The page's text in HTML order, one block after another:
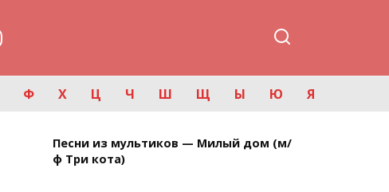
Ф Х Ц Ч Ш Щ Ы Ю Я
Песни из мультиков — Милый дом (м/
ф Три кота)